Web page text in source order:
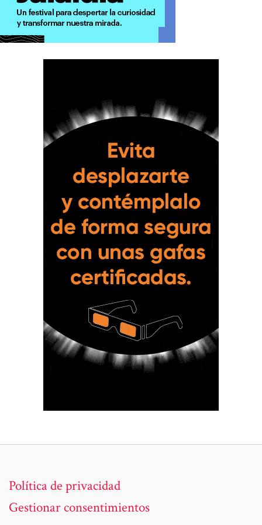
Política de privacidad
Gestionar consentimientos